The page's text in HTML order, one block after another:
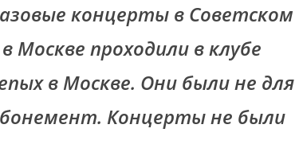
концерты в Советском
проходили в клубе
в Москве. Они были не для
Концерты не были